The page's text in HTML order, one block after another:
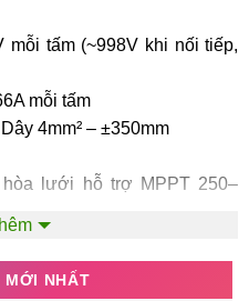
tấm (~998V khi nối tiếp,
mỗi tấm
4mm² – ±350mm
lưới hỗ trợ MPPT 250–
hybrid 10kW–12kW + Pin
MỚI NHẤT